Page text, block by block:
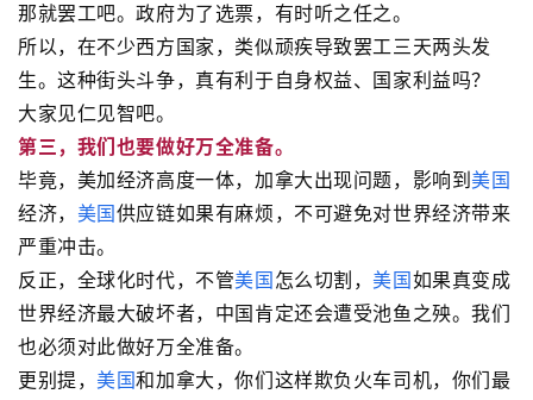
那就罢工吧。政府为了选票，有时听之任之。
所以，在不少西方国家，类似顽疾导致罢工三天两头发
生。这种街头斗争，真有利于自身权益、国家利益吗？
大家见仁见智吧。
第三，我们也要做好万全准备。
毕竟，美加经济高度一体，加拿大出现问题，影响到美国
经济， 美国供应链如果有麻烦，不可避免对世界经济带来
严重冲击。
反正，全球化时代，不管美国 怎么切割，美国如果真变成
世界经济最大破坏者，中国肯定还会遭受池鱼之殃。我们
也必须对此做好万全准备。
更别提，美国和加拿大，你们这样欺负火车司机，你们最